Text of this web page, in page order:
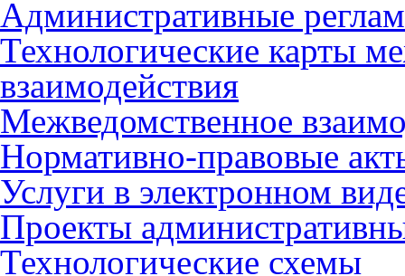
Административные
Технологические карты
взаимодействия
Межведомственное
Нормативно-правовые
Услуги в электронном
Проекты
Технологические схемы